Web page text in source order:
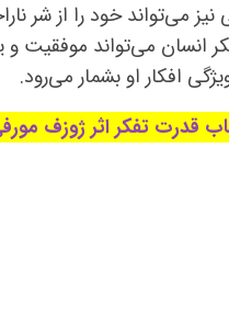
می‌تواند خود را از شر
انسان می‌تواند موفقیت و
افکار او بشمار می‌رود.
قدرت تفکر اثر ژوزف